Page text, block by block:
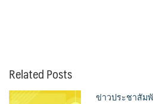
Related Posts
ข่าวประชาสัม